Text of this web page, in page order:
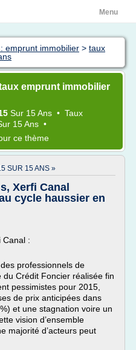
Menu
emprunt immobilier > taux
emprunt immobilier
Sur 15 Ans • Taux
15 Ans •
ce thème
SUR 15 ANS »
Xerfi Canal
cycle haussier en
Canal :
professionnels de
du Crédit Foncier réalisée fin
pessimistes pour 2015,
de prix anticipées dans
et une stagnation voire un
vision d’ensemble
majorité d’acteurs peut